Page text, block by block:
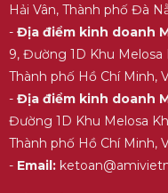
Hải Vân, Thành phố Đà
- Địa điểm kinh doanh
9, Đường 1D Khu
Thành phố Hồ Chí Minh,
- Địa điểm kinh doanh
Đường 1D Khu Melosa
Thành phố Hồ Chí Minh,
- Email: